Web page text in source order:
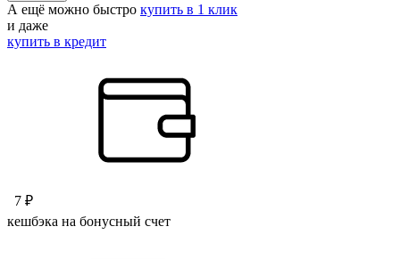
А ещё можно быстро купить в 1 клик
и даже
купить в кредит
7 ₽
кешбэка на бонусный счет